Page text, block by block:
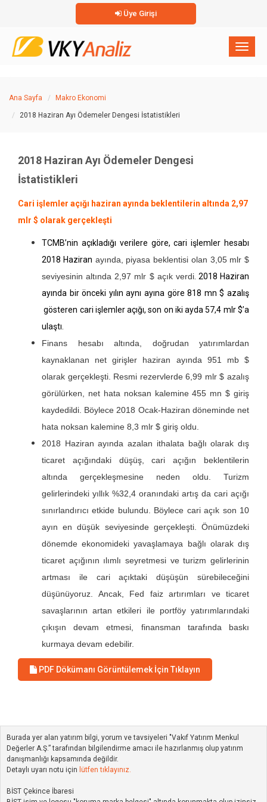
Üye Girişi
×
Ana Sayfa Makro Ekonomi
2018 Haziran Ayı Ödemeler Dengesi İstatistikleri
2018 Haziran Ayı Ödemeler Dengesi
İstatistikleri
Cari işlemler açığı haziran ayında beklentilerin altında 2,97
mlr $ olarak gerçekleşti
TCMB’nin açıkladığı verilere göre, cari işlemler hesabı
2018 Haziran ayında, piyasa beklentisi olan 3,05 mlr $
seviyesinin altında 2,97 mlr $ açık verdi. 2018 Haziran
ayında bir önceki yılın aynı ayına göre 818 mn $ azalış
gösteren cari işlemler açığı, son on iki ayda 57,4 mlr $’a
ulaştı.
Finans hesabı altında, doğrudan yatırımlardan
kaynaklanan net girişler haziran ayında 951 mb $
olarak gerçekleşti. Resmi rezervlerde 6,99 mlr $ azalış
görülürken, net hata noksan kalemine 455 mn $ giriş
kaydedildi. Böylece 2018 Ocak-Haziran döneminde net
hata noksan kalemine 8,3 mlr $ giriş oldu.
2018 Haziran ayında azalan ithalata bağlı olarak dış
ticaret açığındaki düşüş, cari açığın beklentilerin
altında gerçekleşmesine neden oldu. Turizm
gelirlerindeki yıllık %32,4 oranındaki artış da cari açığı
sınırlandırıcı etkide bulundu. Böylece cari açık son 10
ayın en düşük seviyesinde gerçekleşti. Önümüzdeki
dönemde ekonomideki yavaşlamaya bağlı olarak dış
ticaret açığının ılımlı seyretmesi ve turizm gelirlerinin
artması ile cari açıktaki düşüşün sürebileceğini
düşünüyoruz. Ancak, Fed faiz artırımları ve ticaret
savaşlarının artan etkileri ile portföy yatırımlarındaki
çıkışın devam etmesi, finansman tarafında baskı
kurmaya devam edebilir.
PDF Dökümanı Görüntülemek İçin Tıklayın
Burada yer alan yatırım bilgi, yorum ve tavsiyeleri "Vakıf Yatırım Menkul
Değerler A.Ş.” tarafından bilgilendirme amacı ile hazırlanmış olup yatırım
danışmanlığı kapsamında değildir.
Detaylı uyarı notu için lütfen tıklayınız.
BİST Çekince İbaresi